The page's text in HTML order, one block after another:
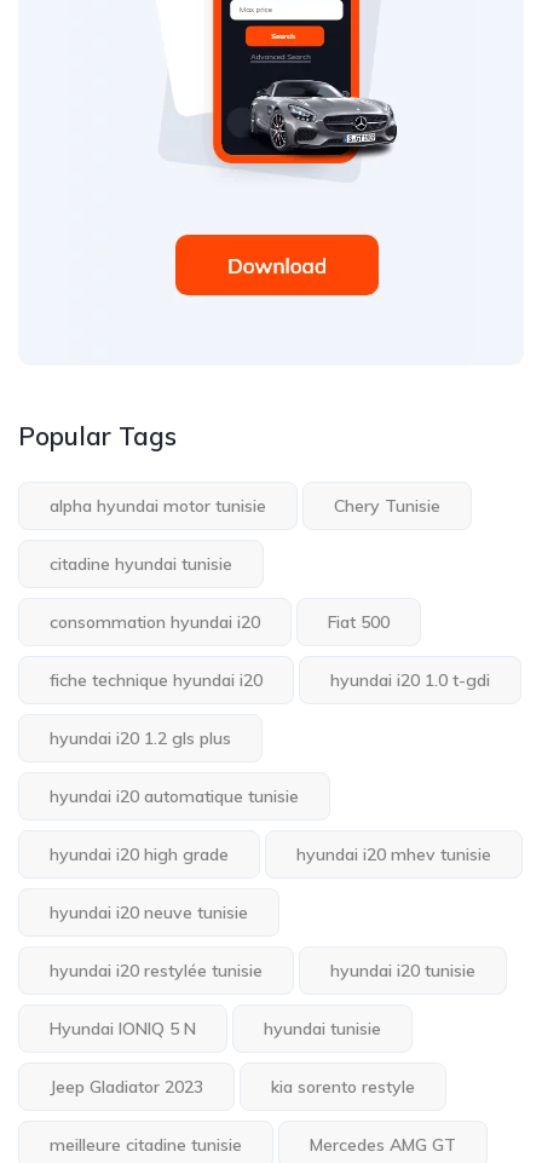
Popular Tags
alpha hyundai motor tunisie Chery Tunisie
citadine hyundai tunisie
consommation hyundai i20 Fiat 500
fiche technique hyundai i20 hyundai i20 1.0 t-gdi
hyundai i20 1.2 gls plus
hyundai i20 automatique tunisie
hyundai i20 high grade hyundai i20 mhev tunisie
hyundai i20 neuve tunisie
hyundai i20 restylée tunisie hyundai i20 tunisie
Hyundai IONIQ 5 N hyundai tunisie
Jeep Gladiator 2023 kia sorento restyle
meilleure citadine tunisie Mercedes AMG GT